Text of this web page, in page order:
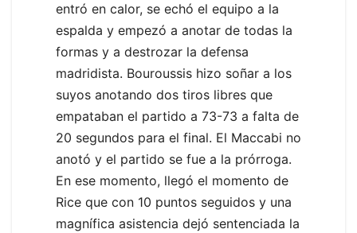
entró en calor, se echó el equipo a la
espalda y empezó a anotar de todas la
formas y a destrozar la defensa
madridista. Bouroussis hizo soñar a los
suyos anotando dos tiros libres que
empataban el partido a 73-73 a falta de
20 segundos para el final. El Maccabi no
anotó y el partido se fue a la prórroga.
En ese momento, llegó el momento de
Rice que con 10 puntos seguidos y una
magnífica asistencia dejó sentenciada la